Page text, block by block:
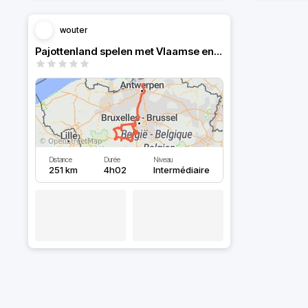
wouter
Pajottenland spelen met Vlaamse en Waalse grens
Distance
251 km
Durée
4h02
Niveau
Intermédiaire